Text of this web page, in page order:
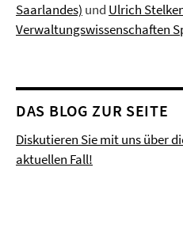
Saarlandes) und Ulrich
Verwaltungswissenschaften
DAS BLOG ZUR SEITE
Diskutieren Sie mit uns über
aktuellen Fall!